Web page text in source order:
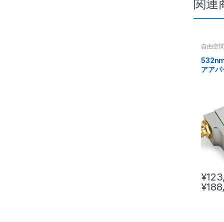
関連
自由空
アアパ
¥
¥